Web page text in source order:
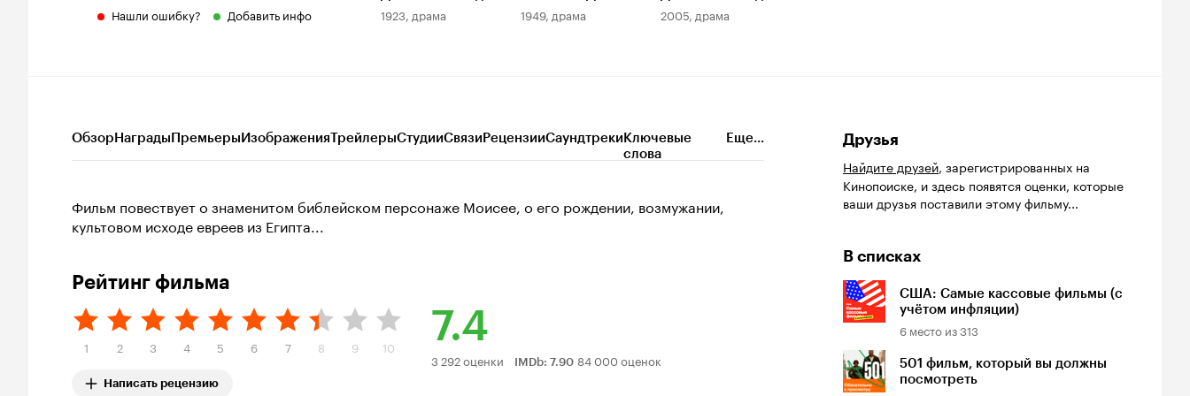
Нашли ошибку? Добавить инфо 1923, драма 1949, драма 2005, драма
ОбзорНаградыПремьерыИзображенияТрейлерыСтудииСвязиРецензииСаундтрекиКлючевые
слова
Еще...
Фильм повествует о знаменитом библейском персонаже Моисее, о его рождении, возмужании,
культовом исходе евреев из Египта...
Рейтинг фильма
1 2 3 4 5 6 7 8 9 10
Написать рецензию
7.4
Рейтинг
3 292 оценки IMDb: 7.90 84 000 оценок
Друзья
Найдите друзей, зарегистрированных на
Кинопоиске, и здесь появятся оценки, которые
ваши друзья поставили этому фильму...
В списках
США: Самые кассовые фильмы (с
учётом инфляции)
6 место из313
501 фильм, который вы должны
посмотреть